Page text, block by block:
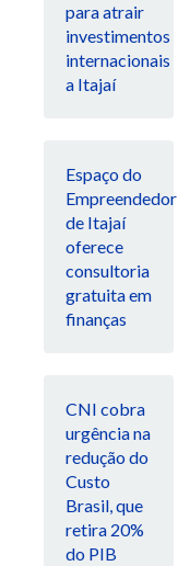
para atrair
investimentos
internacionais
a Itajaí
Espaço do
Empreendedor
de Itajaí
oferece
consultoria
gratuita em
finanças
CNI cobra
urgência na
redução do
Custo
Brasil, que
retira 20%
do PIB